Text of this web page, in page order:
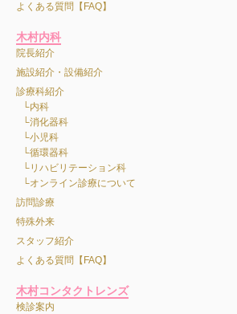
よくある質問【FAQ】
木村内科
院長紹介
施設紹介・設備紹介
診療科紹介
内科
消化器科
小児科
循環器科
リハビリテーション科
オンライン診療について
訪問診療
特殊外来
スタッフ紹介
よくある質問【FAQ】
木村コンタクトレンズ
検診案内